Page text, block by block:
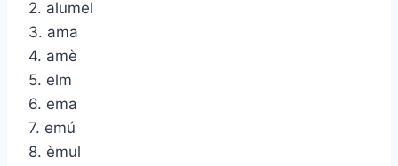
2. alumel
3. ama
4. amè
5. elm
6. ema
7. emú
8. èmul